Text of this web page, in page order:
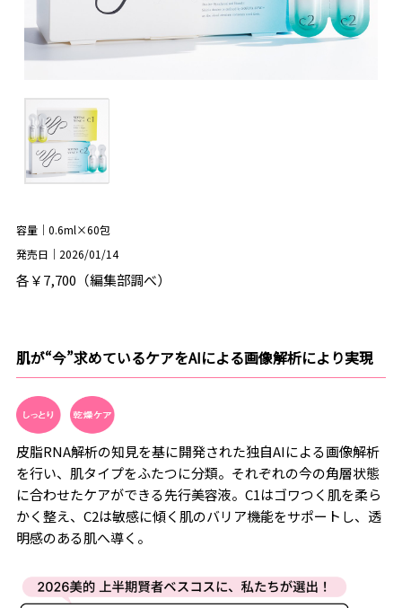
容量｜0.6ml×60包
発売日｜2026/01/14
各￥7,700（編集部調べ）
肌が“今”求めているケアをAIによる画像解析により実現
皮脂RNA解析の知見を基に開発された独自AIによる画像解析
を行い、肌タイプをふたつに分類。それぞれの今の角層状態
に合わせたケアができる先行美容液。C1はゴワつく肌を柔ら
かく整え、C2は敏感に傾く肌のバリア機能をサポートし、透
明感のある肌へ導く。